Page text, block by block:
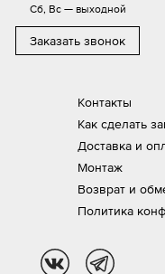
Контакты
Как сделать
Доставка и
Монтаж
Возврат и
Политика
Сб, Вс — выходной
Заказать звонок